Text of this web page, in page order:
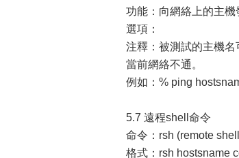
功能：向網絡上的主機
選項：
注釋：被測試的主機
當前網絡不通。
例如：% ping
5.7 遠程shell命令
命令：rsh (remote
格式：rsh hostsname